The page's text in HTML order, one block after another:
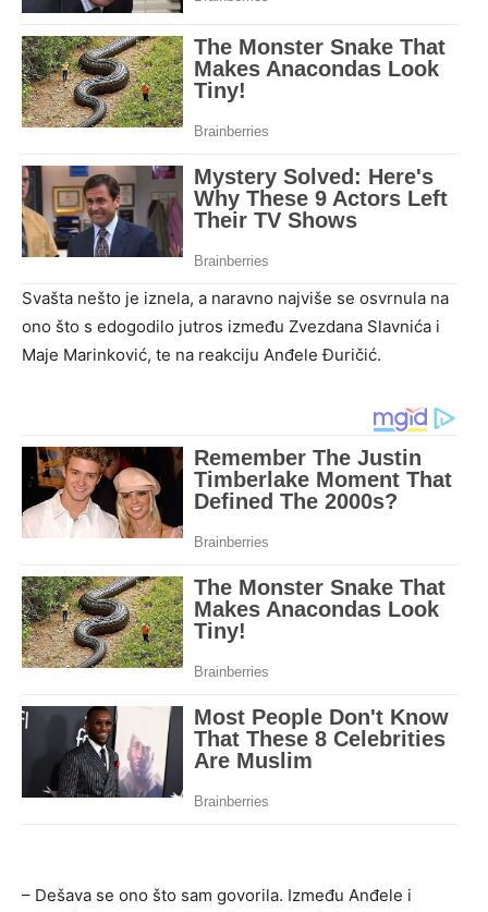
Svašta nešto je iznela, a naravno najviše se osvrnula na
ono što s edogodilo jutros između Zvezdana Slavnića i
Maje Marinković, te na reakciju Anđele Đuričić.
– Dešava se ono što sam govorila. Između Anđele i